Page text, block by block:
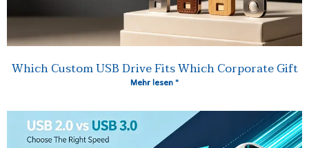
Which Custom USB Drive Fits Which Corporate Gift
Mehr lesen "